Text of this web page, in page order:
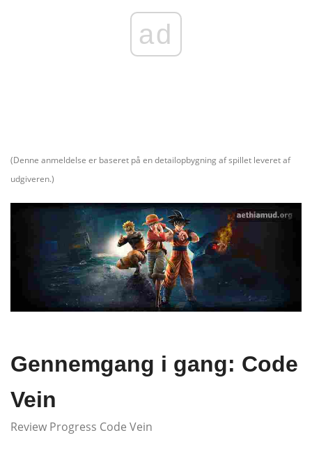
ad
(Denne anmeldelse er baseret på en detailopbygning af spillet leveret af
udgiveren.)
Gennemgang i gang: Code
Vein
Review Progress Code Vein